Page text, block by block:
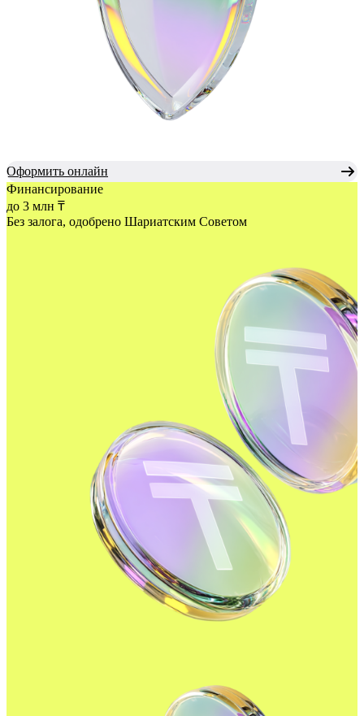
Оформить онлайн
Финансирование
до 3 млн ₸
Без залога, одобрено Шариатским Советом